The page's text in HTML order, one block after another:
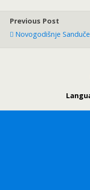
Previous Post
Novogodišnje Sanduče